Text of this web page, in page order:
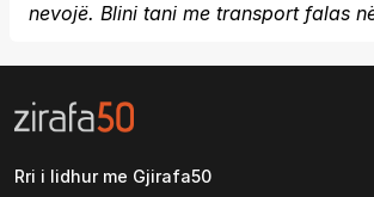
nevojë. Blini tani me transport falas
Rri i lidhur me Gjirafa50